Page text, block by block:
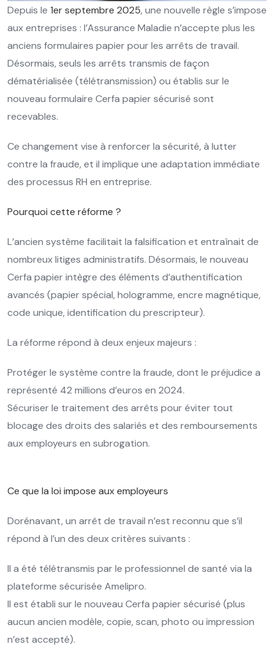
Depuis le 1er septembre 2025, une nouvelle règle s’impose
aux entreprises : l’Assurance Maladie n’accepte plus les
anciens formulaires papier pour les arrêts de travail.
Désormais, seuls les arrêts transmis de façon
dématérialisée (télétransmission) ou établis sur le
nouveau formulaire Cerfa papier sécurisé sont
recevables.
Ce changement vise à renforcer la sécurité, à lutter
contre la fraude, et il implique une adaptation immédiate
des processus RH en entreprise.
Pourquoi cette réforme ?
L’ancien système facilitait la falsification et entraînait de
nombreux litiges administratifs. Désormais, le nouveau
Cerfa papier intègre des éléments d’authentification
avancés (papier spécial, hologramme, encre magnétique,
code unique, identification du prescripteur).
La réforme répond à deux enjeux majeurs :
Protéger le système contre la fraude, dont le préjudice a
représenté 42 millions d’euros en 2024.
Sécuriser le traitement des arrêts pour éviter tout
blocage des droits des salariés et des remboursements
aux employeurs en subrogation.
Ce que la loi impose aux employeurs
Dorénavant, un arrêt de travail n’est reconnu que s’il
répond à l’un des deux critères suivants :
Il a été télétransmis par le professionnel de santé via la
plateforme sécurisée Amelipro.
Il est établi sur le nouveau Cerfa papier sécurisé (plus
aucun ancien modèle, copie, scan, photo ou impression
n’est accepté).